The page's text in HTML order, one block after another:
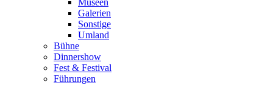
Museen
Galerien
Sonstige
Umland
Bühne
Dinnershow
Fest & Festival
Führungen